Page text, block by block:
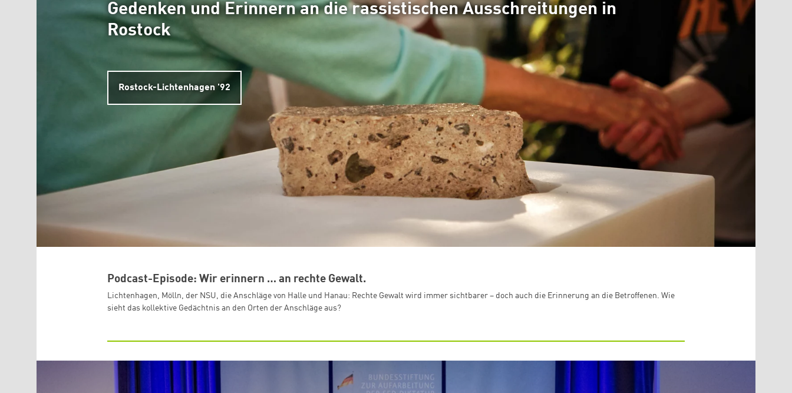
Gedenken und Erinnern an die rassistischen Ausschreitungen in
Rostock
Rostock-Lichtenhagen '92
Podcast-Episode: Wir erinnern … an rechte Gewalt.
Lichtenhagen, Mölln, der NSU, die Anschläge von Halle und Hanau: Rechte Gewalt wird immer sichtbarer – doch auch die Erinnerung an die Betroffenen. Wie
sieht das kollektive Gedächtnis an den Orten der Anschläge aus?